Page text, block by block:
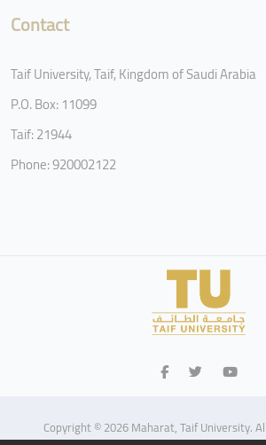
Contact
Taif University, Taif, Kingdom of Saudi Arabia
P.O. Box: 11099
Taif: 21944
Phone: 920002122
Copyright © 2026 Maharat, Taif University.